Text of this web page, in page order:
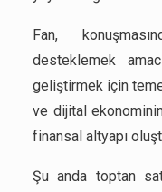
Fan,
desteklemek
geliştirmek için
ve dijital
finansal altyapı
Şu anda toptan